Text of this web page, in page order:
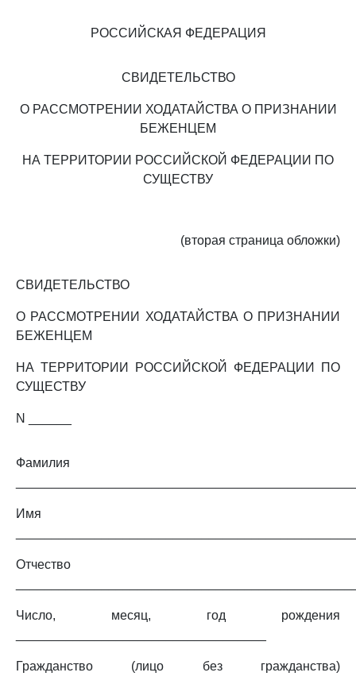
РОССИЙСКАЯ ФЕДЕРАЦИЯ
СВИДЕТЕЛЬСТВО
О РАССМОТРЕНИИ ХОДАТАЙСТВА О ПРИЗНАНИИ
БЕЖЕНЦЕМ
НА ТЕРРИТОРИИ РОССИЙСКОЙ ФЕДЕРАЦИИ ПО
СУЩЕСТВУ
(вторая страница обложки)
СВИДЕТЕЛЬСТВО
О РАССМОТРЕНИИ ХОДАТАЙСТВА О ПРИЗНАНИИ
БЕЖЕНЦЕМ
НА ТЕРРИТОРИИ РОССИЙСКОЙ ФЕДЕРАЦИИ ПО
СУЩЕСТВУ
N ______
Фамилия
Имя
Отчество
Число, месяц, год рождения
Гражданство (лицо без гражданства)